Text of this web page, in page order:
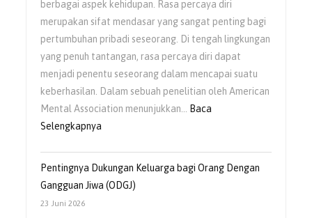
Dini
berbagai aspek kehidupan. Rasa percaya diri
merupakan sifat mendasar yang sangat penting bagi
pertumbuhan pribadi seseorang. Di tengah lingkungan
yang penuh tantangan, rasa percaya diri dapat
menjadi penentu seseorang dalam mencapai suatu
keberhasilan. Dalam sebuah penelitian oleh American
Mental Association menunjukkan…
Baca
Selengkapnya
Pentingnya Dukungan Keluarga bagi Orang Dengan
Gangguan Jiwa (ODGJ)
23 Juni 2026